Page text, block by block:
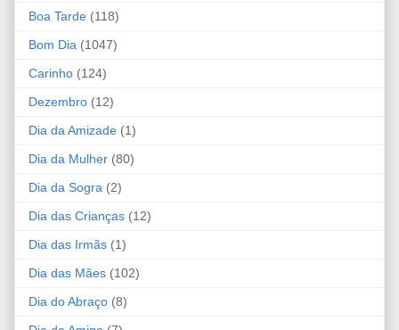
Boa Tarde (118)
Bom Dia (1047)
Carinho (124)
Dezembro (12)
Dia da Amizade (1)
Dia da Mulher (80)
Dia da Sogra (2)
Dia das Crianças (12)
Dia das Irmãs (1)
Dia das Mães (102)
Dia do Abraço (8)